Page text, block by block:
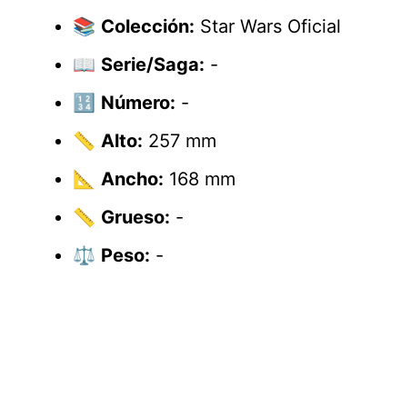
📚 Colección: Star Wars Oficial
📖 Serie/Saga: -
🔢 Número: -
📏 Alto: 257 mm
📐 Ancho: 168 mm
📏 Grueso: -
⚖️ Peso: -